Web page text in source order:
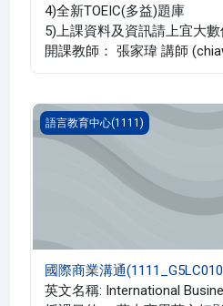
4)全新TOEIC(多益)題庫
5)上課資料及資訊請上宜大數
開課教師： 張家瑋 講師
國際商業溝通
語言教育中心(1111)
國際商業溝通
英文名稱: International